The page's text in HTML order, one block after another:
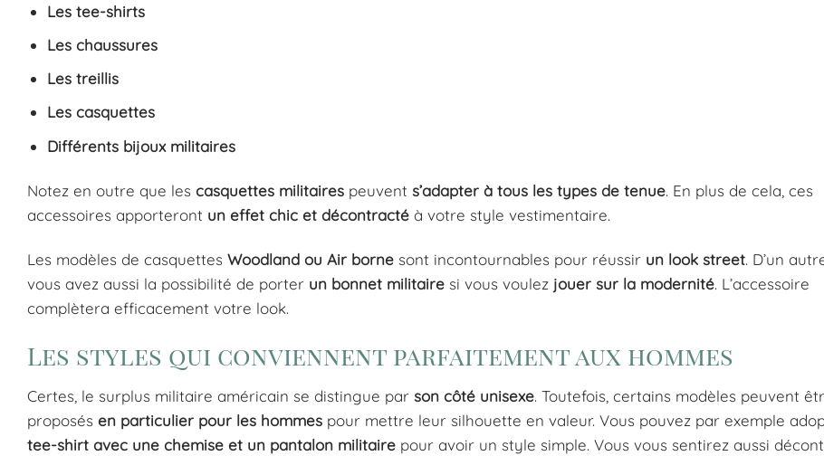
Les tee-shirts
Les chaussures
Les treillis
Les casquettes
Différents bijoux militaires
Notez en outre que les casquettes militaires peuvent s’adapter à tous les types de tenue. En plus de cela, ces
accessoires apporteront un effet chic et décontracté à votre style vestimentaire.
Les modèles de casquettes Woodland ou Air borne sont incontournables pour réussir un look street. D’un
vous avez aussi la possibilité de porter un bonnet militaire si vous voulez jouer sur la modernité. L’accessoire
complètera efficacement votre look.
Les styles qui conviennent parfaitement aux hommes
Certes, le surplus militaire américain se distingue par son côté unisexe. Toutefois, certains modèles peuvent
proposés en particulier pour les hommes pour mettre leur silhouette en valeur. Vous pouvez par exemple
tee-shirt avec une chemise et un pantalon militaire pour avoir un style simple. Vous vous sentirez aussi